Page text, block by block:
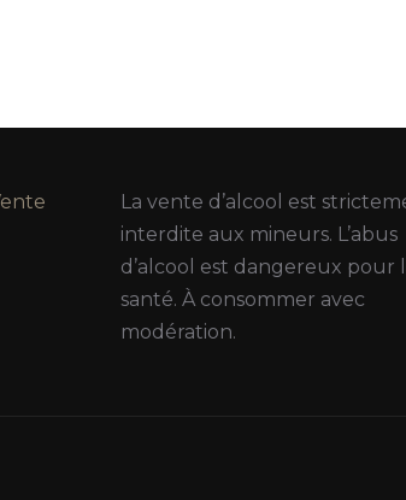
La vente d’alcool est
interdite aux mineurs. L’abus
d’alcool est dangereux pour
santé. À consommer avec
modération.